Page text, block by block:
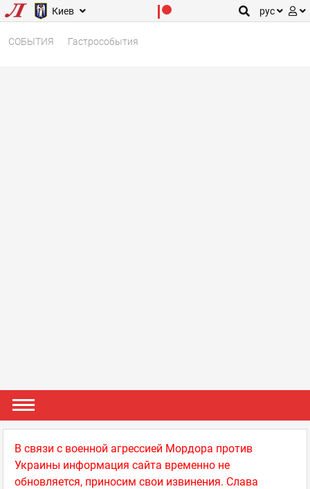
Киев рус
СОБЫТИЯ Гастрособытия
В связи с военной агрессией Мордора против
Украины информация сайта временно не
обновляется, приносим свои извинения. Слава